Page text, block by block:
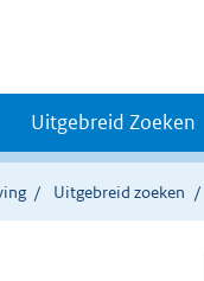
Uitgebreid Zoeken
Uitgebreid zoeken